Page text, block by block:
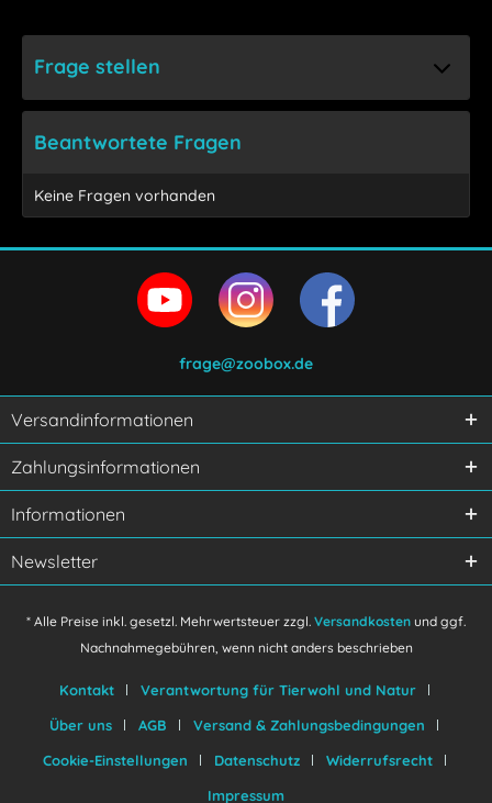
Frage stellen
Ich habe die
verstanden und stimme zu.
Mit * gekennzeichnete Felder sind Pflichtfelder.
Senden
Beantwortete Fragen
Keine Fragen vorhanden
frage@zoobox.de
Versandinformationen
Zahlungsinformationen
Informationen
Newsletter
* Alle Preise inkl. gesetzl. Mehrwertsteuer zzgl. Versandkosten und ggf.
Nachnahmegebühren, wenn nicht anders beschrieben
Kontakt
Verantwortung für Tierwohl und Natur
Über uns
AGB
Versand & Zahlungsbedingungen
Cookie-Einstellungen
Datenschutz
Widerrufsrecht
Impressum